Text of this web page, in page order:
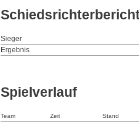
Sieger
Ergebnis
Spielverlauf
Team Zeit Stand